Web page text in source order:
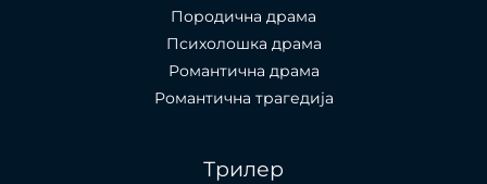
Породична драма
Психолошка драма
Романтична драма
Романтична трагедија
Трилер